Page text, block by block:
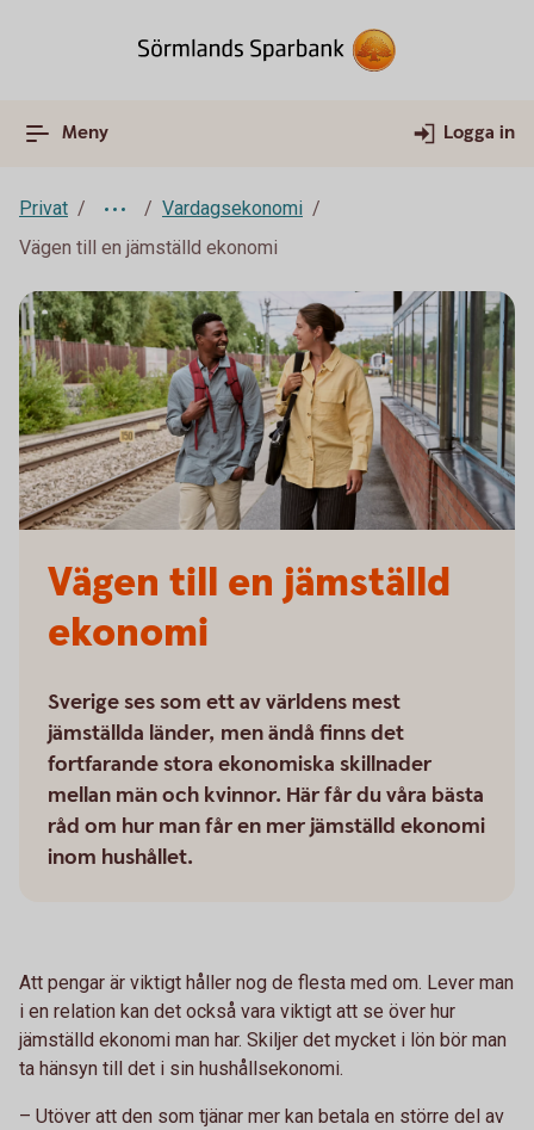
Meny Logga in
Privat
Vardagsekonomi
Vägen till en jämställd ekonomi
Vägen till en jämställd
ekonomi
Sverige ses som ett av världens mest
jämställda länder, men ändå finns det
fortfarande stora ekonomiska skillnader
mellan män och kvinnor. Här får du våra bästa
råd om hur man får en mer jämställd ekonomi
inom hushållet.
Att pengar är viktigt håller nog de flesta med om. Lever man
i en relation kan det också vara viktigt att se över hur
jämställd ekonomi man har. Skiljer det mycket i lön bör man
ta hänsyn till det i sin hushållsekonomi.
– Utöver att den som tjänar mer kan betala en större del av